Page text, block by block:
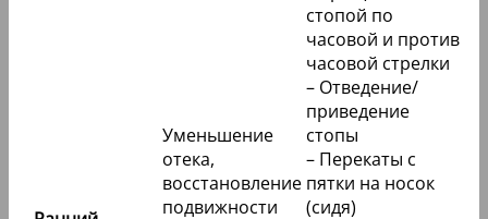
Уменьшение
отека,
восстановление
подвижности
стопой по
часовой и против
часовой стрелки
– Отведение/
приведение
стопы
– Перекаты с
пятки на носок
(сидя)